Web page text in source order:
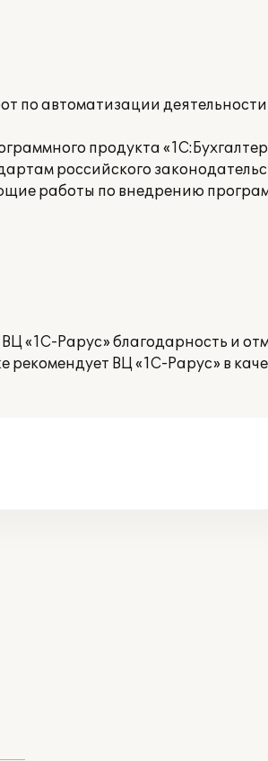
по автоматизации
продукта
российского
работы по внедрению
«1С-Рарус» благодарность и
ВЦ «1С-Рарус» в